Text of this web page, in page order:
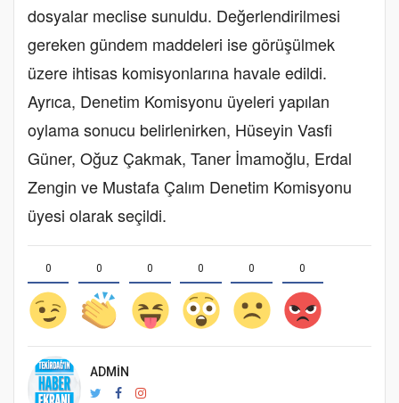
dosyalar meclise sunuldu. Değerlendirilmesi
gereken gündem maddeleri ise görüşülmek
üzere ihtisas komisyonlarına havale edildi.
Ayrıca, Denetim Komisyonu üyeleri yapılan
oylama sonucu belirlenirken, Hüseyin Vasfi
Güner, Oğuz Çakmak, Taner İmamoğlu, Erdal
Zengin ve Mustafa Çalım Denetim Komisyonu
üyesi olarak seçildi.
0 0 0 0 0 0
ADMIN